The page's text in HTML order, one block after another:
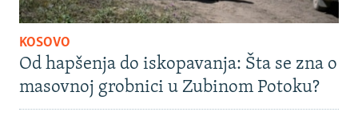
KOSOVO
Od hapšenja do iskopavanja: Šta se zna o
masovnoj grobnici u Zubinom Potoku?